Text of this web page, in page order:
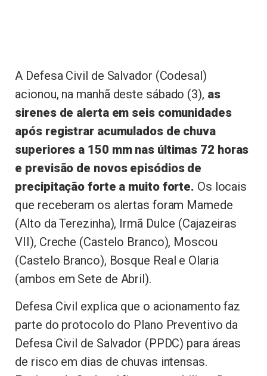
A Defesa Civil de Salvador (Codesal)
acionou, na manhã deste sábado (3), as
sirenes de alerta em seis comunidades
após registrar acumulados de chuva
superiores a 150 mm nas últimas 72 horas
e previsão de novos episódios de
precipitação forte a muito forte. Os locais
que receberam os alertas foram Mamede
(Alto da Terezinha), Irmã Dulce (Cajazeiras
VII), Creche (Castelo Branco), Moscou
(Castelo Branco), Bosque Real e Olaria
(ambos em Sete de Abril).
Defesa Civil explica que o acionamento faz
parte do protocolo do Plano Preventivo da
Defesa Civil de Salvador (PPDC) para áreas
de risco em dias de chuvas intensas.